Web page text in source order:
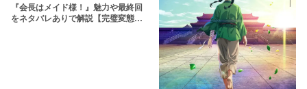
『会長はメイド様！』魅力や最終回
をネタバレありで解説【完璧変態イ